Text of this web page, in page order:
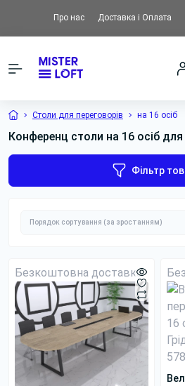
Про нас Доставка і Оплата
Столи для переговорів на 16 осіб
Конференц столи на 16 осіб
Фільтр
Безкоштовна доставка